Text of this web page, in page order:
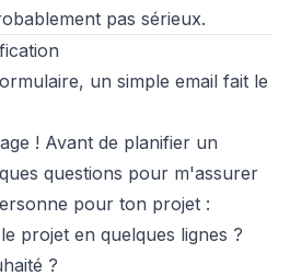
pas sérieux.
un simple email fait le
! Avant de planifier un
questions pour m'assurer
pour ton projet :
projet en quelques lignes ?
?